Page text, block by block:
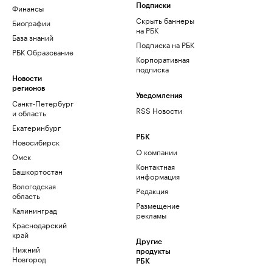
Финансы
Биографии
База знаний
РБК Образование
Новости
регионов
Санкт-Петербург
и область
Екатеринбург
Новосибирск
Омск
Башкортостан
Вологодская
область
Калининград
Краснодарский
край
Нижний
Новгород
Подписки
Скрыть баннеры
на РБК
Подписка на РБК
Корпоративная
подписка
Уведомления
RSS Новости
РБК
О компании
Контактная
информация
Редакция
Размещение
рекламы
Другие
продукты
РБК